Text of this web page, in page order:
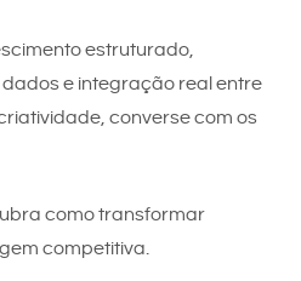
estruturado,
e integração real entre
converse com os
como transformar
competitiva.